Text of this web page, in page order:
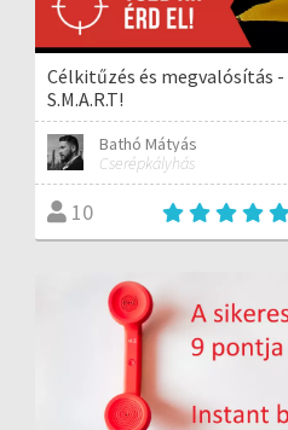
Célkitűzés és megvalósítás
S.M.A.R.T!
Bathó Mátyás
Cserépkályhás
10